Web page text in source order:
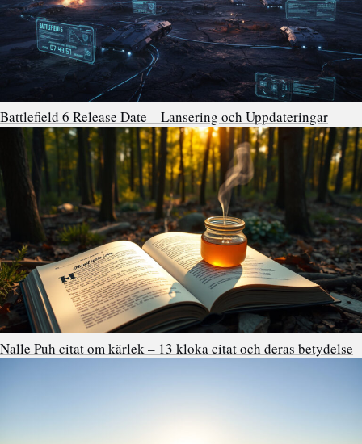
Battlefield 6 Release Date – Lansering och Uppdateringar
Nalle Puh citat om kärlek – 13 kloka citat och deras betydelse